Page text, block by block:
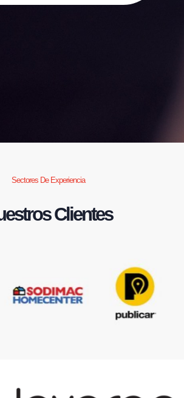
Sectores De Experiencia
Clientes